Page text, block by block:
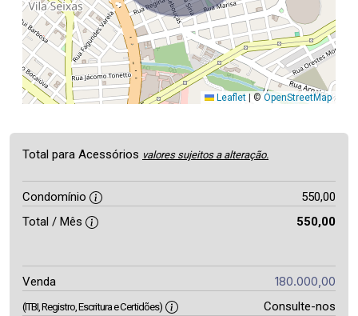
Leaflet | © OpenStreetMap
Total para Acessórios valores sujeitos a alteração.
Condomínio
550,00
Total / Mês
550,00
Venda 180.000,00
(ITBI, Registro, Escritura e Certidões) Consulte-nos